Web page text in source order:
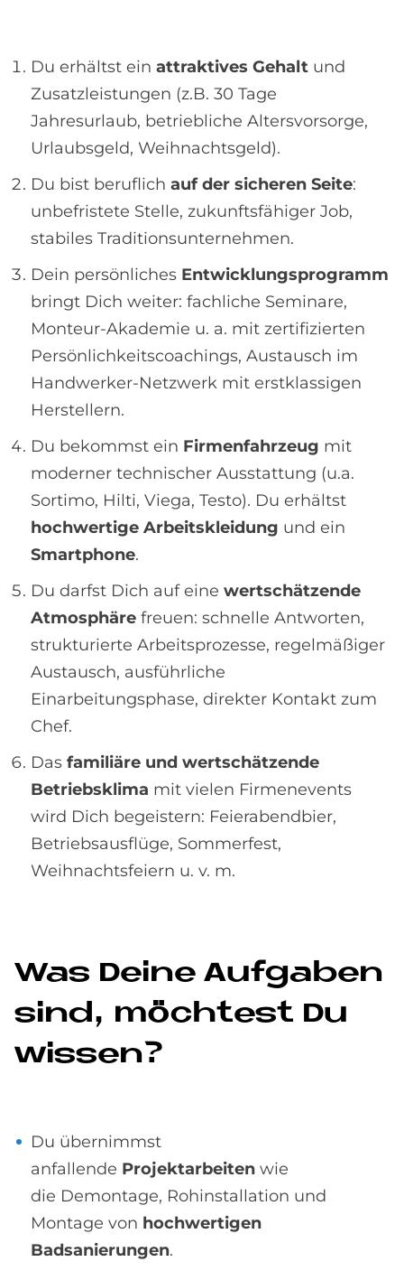
Du erhältst ein attraktives Gehalt und
Zusatzleistungen (z.B. 30 Tage
Jahresurlaub, betriebliche Altersvorsorge,
Urlaubsgeld, Weihnachtsgeld).
Du bist beruflich auf der sicheren Seite:
unbefristete Stelle, zukunftsfähiger Job,
stabiles Traditionsunternehmen.
Dein persönliches Entwicklungsprogramm
bringt Dich weiter: fachliche Seminare,
Monteur-Akademie u. a. mit zertifizierten
Persönlichkeitscoachings, Austausch im
Handwerker-Netzwerk mit erstklassigen
Herstellern.
Du bekommst ein Firmenfahrzeug mit
moderner technischer Ausstattung (u.a.
Sortimo, Hilti, Viega, Testo). Du erhältst
hochwertige Arbeitskleidung und ein
Smartphone.
Du darfst Dich auf eine wertschätzende
Atmosphäre freuen: schnelle Antworten,
strukturierte Arbeitsprozesse, regelmäßiger
Austausch, ausführliche
Einarbeitungsphase, direkter Kontakt zum
Chef.
Das familiäre und wertschätzende
Betriebsklima mit vielen Firmenevents
wird Dich begeistern: Feierabendbier,
Betriebsausflüge, Sommerfest,
Weihnachtsfeiern u. v. m.
Was De­i­ne Auf­ga­ben
sind, möch­test Du
wis­sen?
Du übernimmst
anfallende Projektarbeiten wie
die Demontage, Rohinstallation und
Montage von hochwertigen
Badsanierungen.